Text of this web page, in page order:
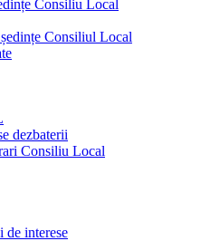
Consiliu Local
Consiliul Local
dezbaterii
Consiliu Local
de interese